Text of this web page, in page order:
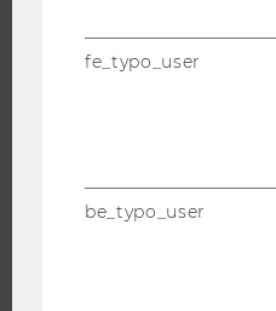
FORSCHUNGSINFRASTRUKTUR
fe_typo_user
be_typo_user